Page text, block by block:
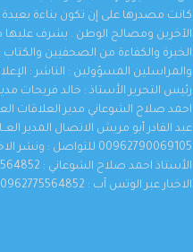
كانت مصدرها على إن تكون بناءة
الآخرين ومصالح الوطن . يشرف
الخبرة والكفاءة من الصحفيين والكتاب
والمراسلين المسؤولين : الناشر :
رئيس التحرير الأستاذ : خالد فريحات
احمد صلاح الشوعاني مدير العلاقات
عبد القادر أبو مريش الاتصال المدير
00962790069105 للتواصل :
الاخبار عبر الوتس آب : 00962775564852